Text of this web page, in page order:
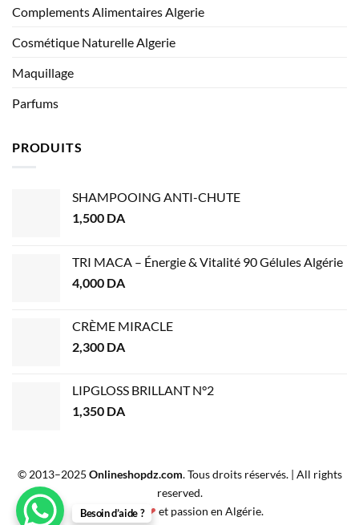
Complements Alimentaires Algerie
Cosmétique Naturelle Algerie
Maquillage
Parfums
PRODUITS
SHAMPOOING ANTI-CHUTE
1,500 DA
TRI MACA – Énergie & Vitalité 90 Gélules Algérie
4,000 DA
CRÈME MIRACLE
2,300 DA
LIPGLOSS BRILLANT N°2
1,350 DA
© 2013–2025 Onlineshopdz.com. Tous droits réservés. | All rights
reserved.
Créé avec ❤ et passion en Algérie.
Besoin d’aide ?